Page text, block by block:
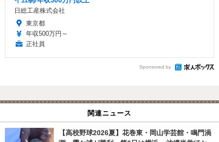
日総工産株式会社
東京都
年収500万円～
正社員
Sponsored by
関連ニュース
【高校野球2026夏】花巻東・岡山学芸館・鳴門渦